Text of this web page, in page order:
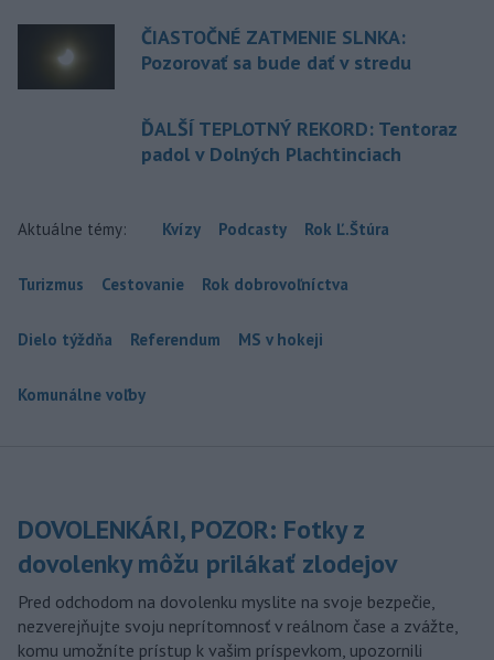
ČIASTOČNÉ ZATMENIE SLNKA:
Pozorovať sa bude dať v stredu
ĎALŠÍ TEPLOTNÝ REKORD: Tentoraz
padol v Dolných Plachtinciach
Aktuálne témy: Kvízy Podcasty Rok Ľ.Štúra
Turizmus Cestovanie Rok dobrovoľníctva
Dielo týždňa Referendum MS v hokeji
Komunálne voľby
DOVOLENKÁRI, POZOR: Fotky z
dovolenky môžu prilákať zlodejov
Pred odchodom na dovolenku myslite na svoje bezpečie,
nezverejňujte svoju neprítomnosť v reálnom čase a zvážte,
komu umožníte prístup k vašim príspevkom, upozornili